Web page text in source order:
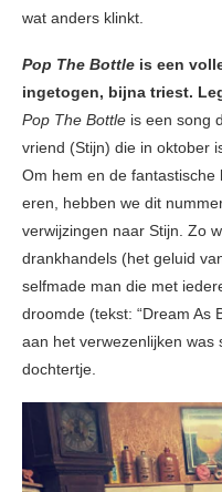
wat anders klinkt.
Pop The Bottle is een
ingetogen, bijna triest.
Pop The Bottle is een song
vriend (Stijn) die in oktober
Om hem en de
eren, hebben we dit
verwijzingen naar Stijn. Zo
drankhandels (het geluid
selfmade man die met
droomde (tekst: “Dream As
aan het verwezenlijken was
dochtertje.